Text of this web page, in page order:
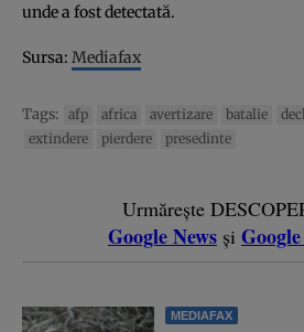
unde a fost detectată.
Sursa: Mediafax
Tags: afp africa avertizare batalie
extindere
pierdere presedinte
Urmărește
Google News și
MEDIAFAX